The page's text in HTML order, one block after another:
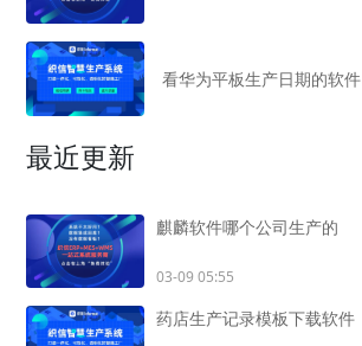
看华为平板生产日期的软件
最近更新
麒麟软件哪个公司生产的
03-09 05:55
药店生产记录模板下载软件